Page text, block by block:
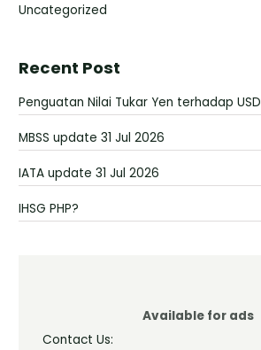
Uncategorized
Recent Post
Penguatan Nilai Tukar Yen terhadap USD
MBSS update 31 Jul 2026
IATA update 31 Jul 2026
IHSG PHP?
Available for ads
Contact Us: